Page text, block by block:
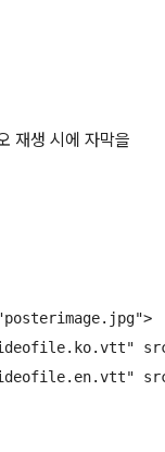
재생 시에 자막을